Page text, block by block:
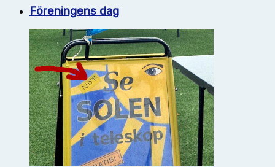
Föreningens dag